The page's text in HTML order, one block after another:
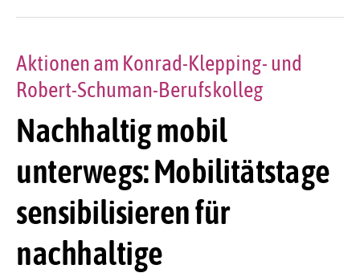
Nachhaltig mobil
unterwegs: Mobilitätstage
sensibilisieren für
nachhaltige
Aktionen am Konrad-Klepping- und
Robert-Schuman-Berufskolleg